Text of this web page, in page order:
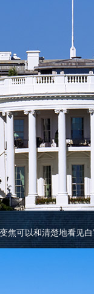
焦可以和清楚地看见白